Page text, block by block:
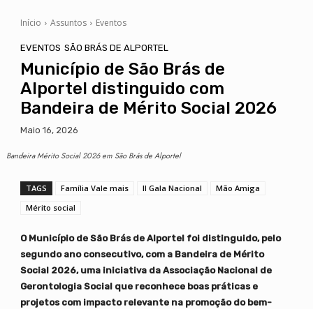
Início Assuntos Eventos
EVENTOS SÃO BRÁS DE ALPORTEL
Município de São Brás de
Alportel distinguido com
Bandeira de Mérito Social 2026
Maio 16, 2026
Bandeira Mérito Social 2026 em São Brás de Alportel
TAGS Família Vale mais II Gala Nacional
Mão Amiga
Mérito social
O Município de São Brás de Alportel foi distinguido, pelo
segundo ano consecutivo, com a Bandeira de Mérito
Social 2026, uma iniciativa da Associação Nacional de
Gerontologia Social que reconhece boas práticas e
projetos com impacto relevante na promoção do bem-